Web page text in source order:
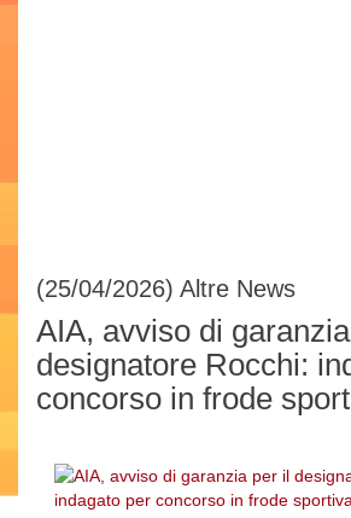
(25/04/2026) Altre News
AIA, avviso di
designatore Rocchi:
concorso in frode